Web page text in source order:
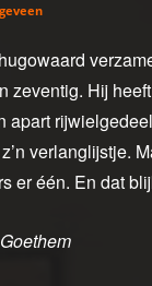
zeventig. Hij
apart
verlanglijstje.
er één. En dat